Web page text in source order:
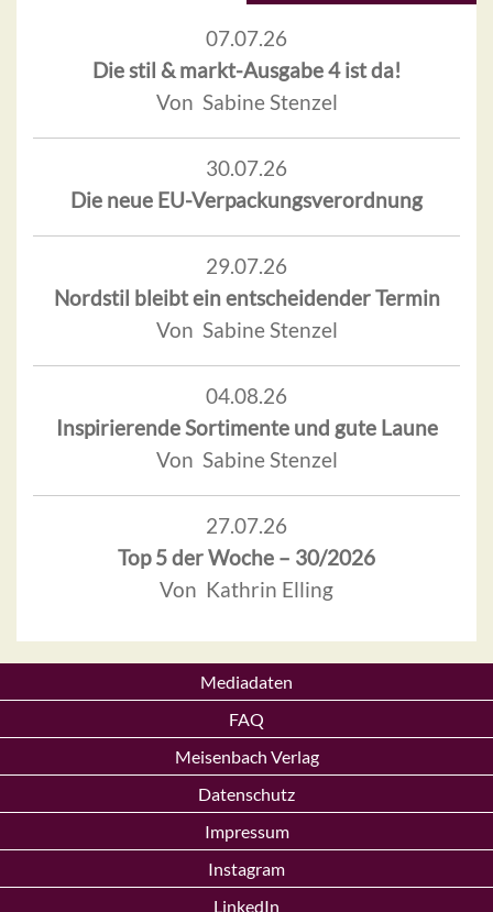
07.07.26
Die stil & markt-Ausgabe 4 ist da!
Von Sabine Stenzel
30.07.26
Die neue EU-Verpackungsverordnung
29.07.26
Nordstil bleibt ein entscheidender Termin
Von Sabine Stenzel
04.08.26
Inspirierende Sortimente und gute Laune
Von Sabine Stenzel
27.07.26
Top 5 der Woche – 30/2026
Von Kathrin Elling
Mediadaten
FAQ
Meisenbach Verlag
Datenschutz
Impressum
Instagram
LinkedIn